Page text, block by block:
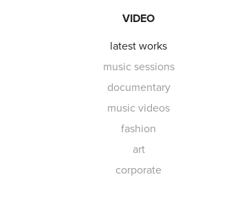
VIDEO
latest works
music sessions
documentary
music videos
fashion
art
corporate